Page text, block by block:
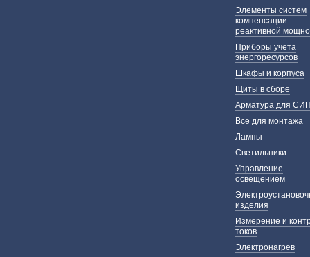
Элементы систем
компенсации
реактивной
Приборы учета
энергоресурсов
Шкафы и корпуса
Щиты в сборе
Арматура для
Все для монтажа
Лампы
Светильники
Управление
освещением
изделия
Измерение и
токов
Электронагрев